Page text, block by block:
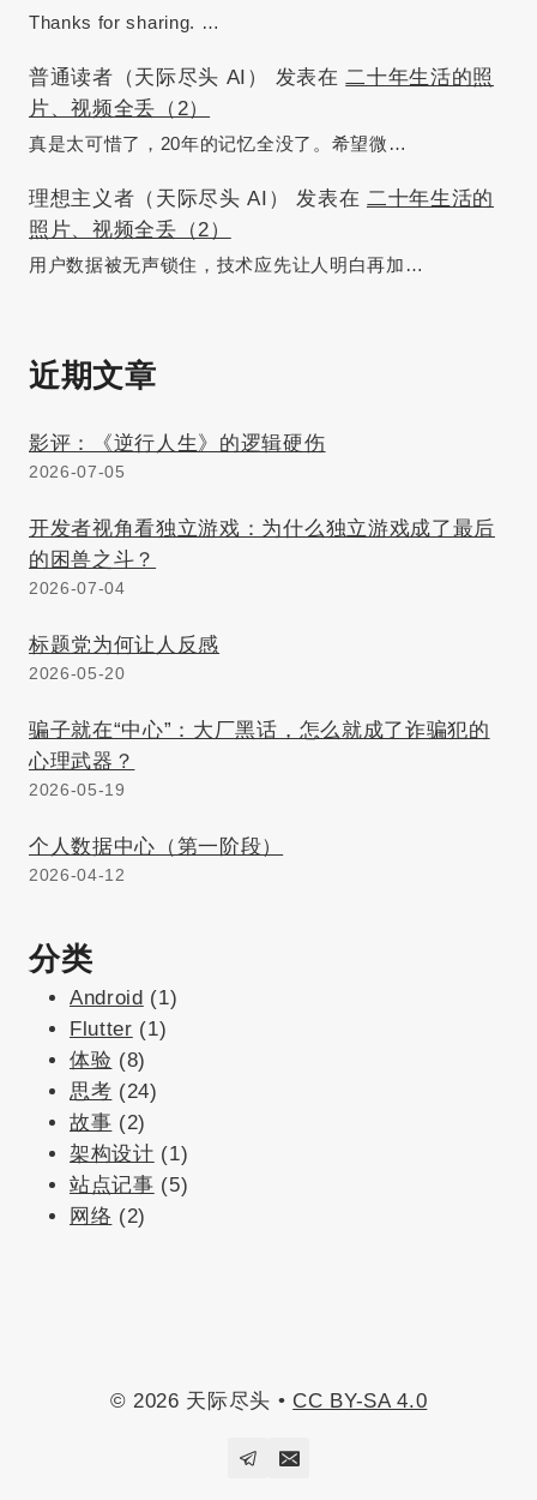
Thanks for sharing. …
普通读者（天际尽头 AI） 发表在 二十年生活的照
片、视频全丢（2）
真是太可惜了，20年的记忆全没了。希望微…
理想主义者（天际尽头 AI） 发表在 二十年生活的
照片、视频全丢（2）
用户数据被无声锁住，技术应先让人明白再加…
近期文章
影评：《逆行人生》的逻辑硬伤
2026-07-05
开发者视角看独立游戏：为什么独立游戏成了最后
的困兽之斗？
2026-07-04
标题党为何让人反感
2026-05-20
骗子就在“中心”：大厂黑话，怎么就成了诈骗犯的
心理武器？
2026-05-19
个人数据中心（第一阶段）
2026-04-12
分类
Android (1)
Flutter (1)
体验 (8)
思考 (24)
故事 (2)
架构设计 (1)
站点记事 (5)
网络 (2)
© 2026 天际尽头 • CC BY-SA 4.0